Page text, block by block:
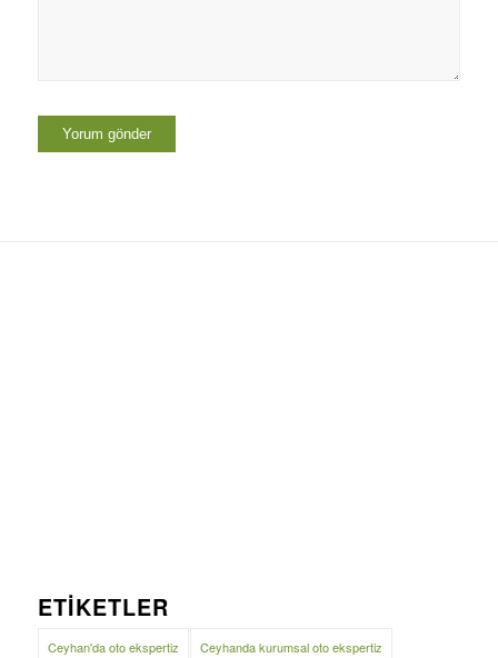
ETIKETLER
Ceyhan'da oto ekspertiz Ceyhanda kurumsal oto ekspertiz